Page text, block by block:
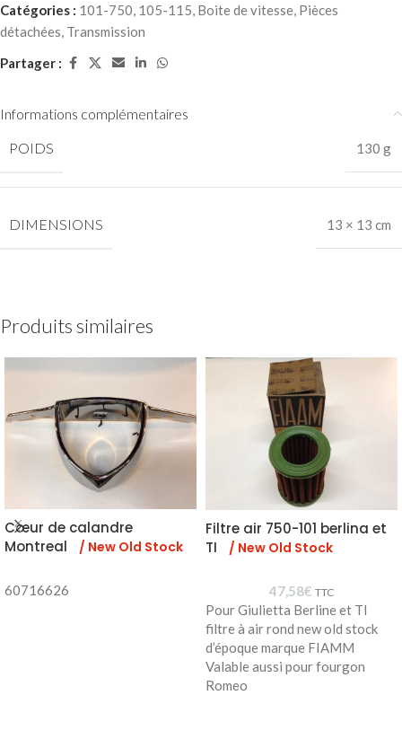
Catégories : 101-750, 105-115, Boite de vitesse, Pièces
détachées, Transmission
Partager :
Informations complémentaires
POIDS
130 g
DIMENSIONS 13 × 13 cm
Produits similaires
Cœur de calandre
Montreal
/ New Old Stock
60716626
Filtre air 750-101 berlina et
TI
/ New Old Stock
47,58€ TTC
Pour Giulietta Berline et TI
filtre à air rond new old stock
d’époque marque FIAMM
Valable aussi pour fourgon
Romeo